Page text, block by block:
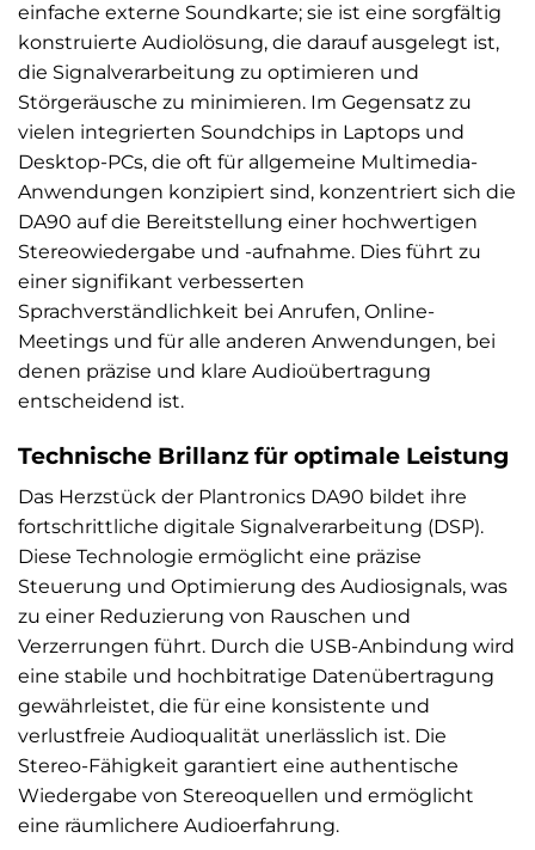
einfache externe Soundkarte; sie ist eine sorgfältig
konstruierte Audiolösung, die darauf ausgelegt ist,
die Signalverarbeitung zu optimieren und
Störgeräusche zu minimieren. Im Gegensatz zu
vielen integrierten Soundchips in Laptops und
Desktop-PCs, die oft für allgemeine Multimedia-
Anwendungen konzipiert sind, konzentriert sich die
DA90 auf die Bereitstellung einer hochwertigen
Stereowiedergabe und -aufnahme. Dies führt zu
einer signifikant verbesserten
Sprachverständlichkeit bei Anrufen, Online-
Meetings und für alle anderen Anwendungen, bei
denen präzise und klare Audioübertragung
entscheidend ist.
Technische Brillanz für optimale Leistung
Das Herzstück der Plantronics DA90 bildet ihre
fortschrittliche digitale Signalverarbeitung (DSP).
Diese Technologie ermöglicht eine präzise
Steuerung und Optimierung des Audiosignals, was
zu einer Reduzierung von Rauschen und
Verzerrungen führt. Durch die USB-Anbindung wird
eine stabile und hochbitratige Datenübertragung
gewährleistet, die für eine konsistente und
verlustfreie Audioqualität unerlässlich ist. Die
Stereo-Fähigkeit garantiert eine authentische
Wiedergabe von Stereoquellen und ermöglicht
eine räumlichere Audioerfahrung.